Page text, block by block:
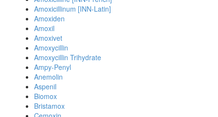
Amoxicillinum [INN-Latin]
Amoxiden
Amoxil
Amoxivet
Amoxycillin
Amoxycillin Trihydrate
Ampy-Penyl
Anemolin
Aspenil
Biomox
Bristamox